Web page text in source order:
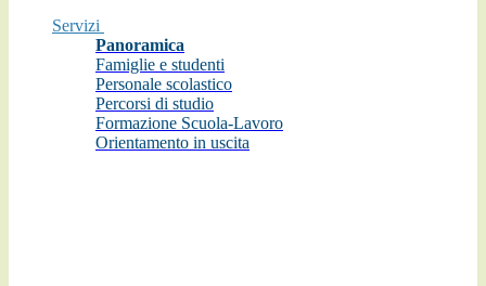
Servizi
Panoramica
Famiglie e studenti
Personale scolastico
Percorsi di studio
Formazione Scuola-Lavoro
Orientamento in uscita